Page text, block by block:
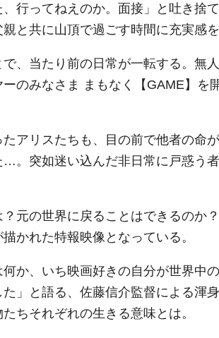
行ってねえのか。面接」と吐き捨
と共に山頂で過ごす時間に充実感を
、当たり前の日常が一転する。無
のみなさま まもなく【GAME】を
アリスたちも、目の前で他者の命
。突如迷い込んだ非日常に戸惑う
元の世界に戻ることはできるのか
かれた特報映像となっている。
か、いち映画好きの自分が世界中
」と語る、佐藤信介監督による渾
ちそれぞれの生きる意味とは。